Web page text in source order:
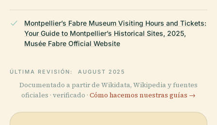
Montpellier’s Fabre Museum Visiting Hours and Tickets:
Your Guide to Montpellier’s Historical Sites, 2025,
Musée Fabre Official Website
ÚLTIMA REVISIÓN: AUGUST 2025
Documentado a partir de Wikidata, Wikipedia y fuentes
oficiales · verificado · Cómo hacemos nuestras guías →